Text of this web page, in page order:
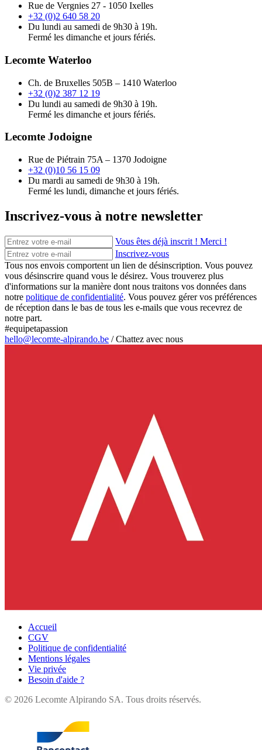
Rue de Vergnies 27 - 1050 Ixelles
+32 (0)2 640 58 20
Du lundi au samedi de 9h30 à 19h.
Fermé les dimanche et jours fériés.
Lecomte Waterloo
Ch. de Bruxelles 505B – 1410 Waterloo
+32 (0)2 387 12 19
Du lundi au samedi de 9h30 à 19h.
Fermé les dimanche et jours fériés.
Lecomte Jodoigne
Rue de Piétrain 75A – 1370 Jodoigne
+32 (0)10 56 15 09
Du mardi au samedi de 9h30 à 19h.
Fermé les lundi, dimanche et jours fériés.
Inscrivez-vous à notre newsletter
Vous êtes déjà inscrit ! Merci !
Inscrivez-vous
Tous nos envois comportent un lien de désinscription. Vous pouvez
vous désinscrire quand vous le désirez. Vous trouverez plus
d'informations sur la manière dont nous traitons vos données dans
notre politique de confidentialité. Vous pouvez gérer vos préférences
de réception dans le bas de tous les e-mails que vous recevrez de
notre part.
#equipetapassion
hello@lecomte-alpirando.be /Chattez avec nous
Accueil
CGV
Politique de confidentialité
Mentions légales
Vie privée
Besoin d'aide ?
© 2026 Lecomte Alpirando SA. Tous droits réservés.